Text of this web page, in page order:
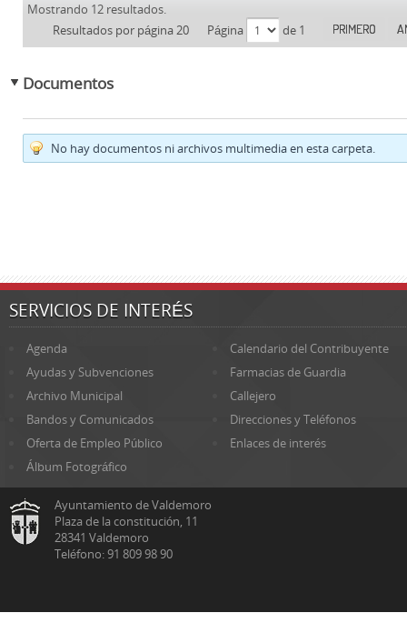
Mostrando 12 resultados.
Resultados por página 20
Página de 1 PRIMERO
Documentos
No hay documentos ni archivos multimedia en esta carpeta.
SERVICIOS DE INTERÉS
Agenda
Calendario del Contribuyente
Ayudas y Subvenciones
Farmacias de Guardia
Archivo Municipal
Callejero
Bandos y Comunicados
Direcciones y Teléfonos
Oferta de Empleo Público
Enlaces de interés
Álbum Fotográfico
Ayuntamiento de Valdemoro
Plaza de la constitución, 11
28341 Valdemoro
Teléfono: 91 809 98 90